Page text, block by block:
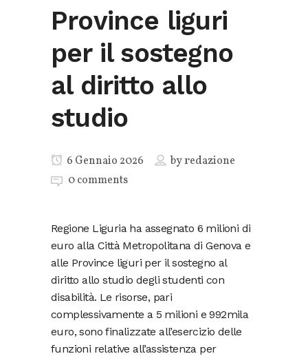
Province liguri
per il sostegno
al diritto allo
studio
6 Gennaio 2026 byredazione
0 comments
Regione Liguria ha assegnato 6 milioni di
euro alla Città Metropolitana di Genova e
alle Province liguri per il sostegno al
diritto allo studio degli studenti con
disabilità. Le risorse, pari
complessivamente a 5 milioni e 992mila
euro, sono finalizzate all’esercizio delle
funzioni relative all’assistenza per